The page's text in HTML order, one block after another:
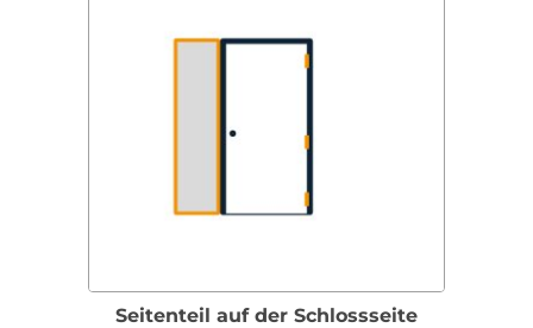
Seitenteil auf der Schlossseite